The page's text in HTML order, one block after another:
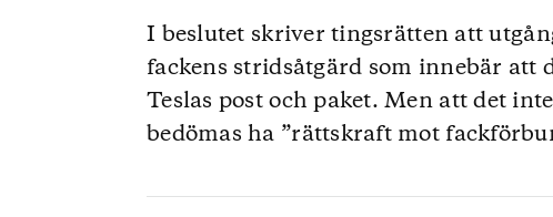
I beslutet skriver tingsrätten att
fackens stridsåtgärd som innebär att
Teslas post och paket. Men att det
bedömas ha ”rättskraft mot